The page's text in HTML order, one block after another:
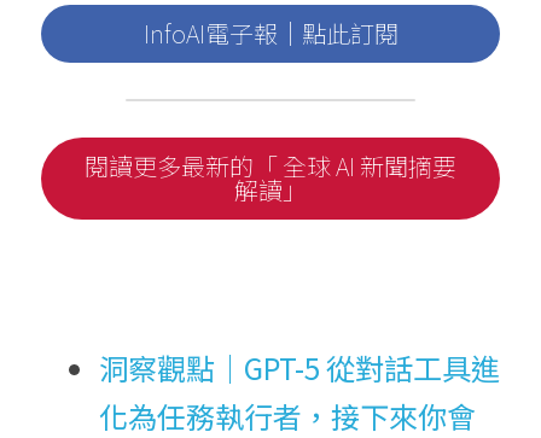
InfoAI電子報｜點此訂閱
閱讀更多最新的「 全球 AI 新聞摘要
解讀」
洞察觀點｜GPT-5 從對話工具進
化為任務執行者，接下來你會